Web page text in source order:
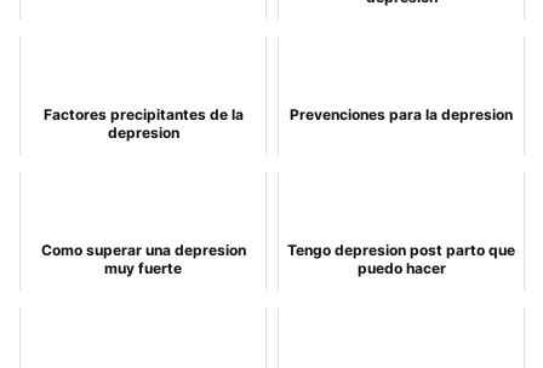
Factores precipitantes de la
depresion
Prevenciones para la depresion
Como superar una depresion
muy fuerte
Tengo depresion post parto que
puedo hacer